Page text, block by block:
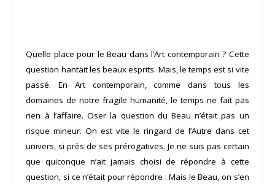
Quelle place pour le Beau dans l’Art contemporain ? Cette
question hantait les beaux esprits. Mais, le temps est si vite
passé. En Art contemporain, comme dans tous les
domaines de notre fragile humanité, le temps ne fait pas
rien à l’affaire. Oser la question du Beau n’était pas un
risque mineur. On est vite le ringard de l’Autre dans cet
univers, si près de ses prérogatives. Je ne suis pas certain
que quiconque n’ait jamais choisi de répondre à cette
question, si ce n’était pour répondre : Mais le Beau, on s’en